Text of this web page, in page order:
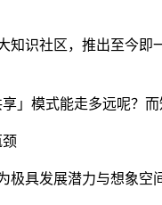
知识社区，推出至今即
」模式能走多远呢？
极具发展潜力与想象空